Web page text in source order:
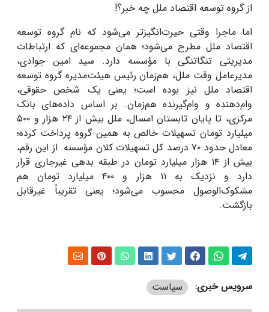
از گروه توسعه اقتصاد ملل چه خبر؟!
اما ماجرا وقتی حیرت‌انگیزتر می‌شود که نام گروه توسعه
اقتصاد ملل مطرح می‌شود؛ همان مجموعه‌ای که ارتباطات
مدیریتی تنگاتنگی با مؤسسه دارد. سید امین جوادی،
مدیرعامل وقت ملل، هم‌زمان رئیس هیئت‌مدیره گروه توسعه
اقتصاد ملل نیز بوده است؛ یعنی یک شخص حقوقی،
وام‌دهنده و وام‌گیرنده هم‌زمان. بر اساس داده‌های بانک
مرکزی، تا پایان تابستان امسال، ملل بیش از۲۴ هزار و ۵۰۰
میلیارد تومان تسهیلات خالص به همین گروه پرداخت کرده؛
معادل حدود ۷۰ درصد کل تسهیلات کلان مؤسسه. از این رقم،
بیش از ۱۴ هزار میلیارد تومان در طبقه بدهی غیرجاری قرار
دارد و نزدیک به ۱۱ هزار و ۴۰۰ میلیارد تومان هم
مشکوک‌الوصول محسوب می‌شود؛ یعنی تقریباً غیرقابل
بازگشت.
سرویس خبری: سیاست